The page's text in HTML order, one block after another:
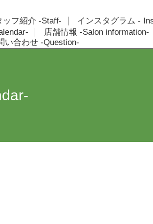
ッフ紹介 -Staff-
インスタグラム -
店舗情報 -Salon information-
い合わせ -Question-